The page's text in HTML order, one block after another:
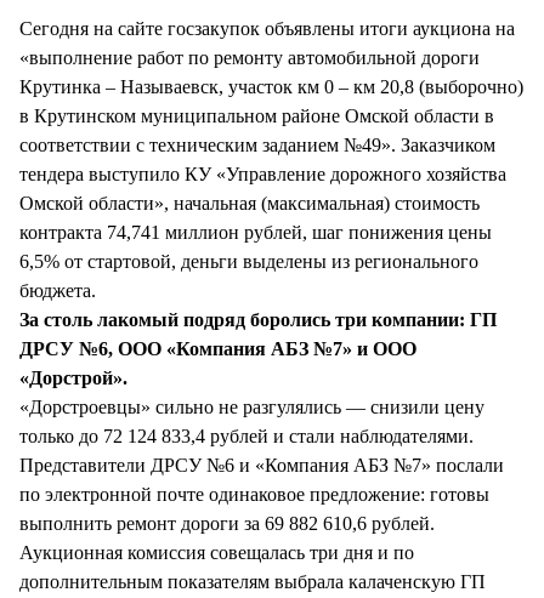
Сегодня на сайте госзакупок объявлены итоги аукциона на
«выполнение работ по ремонту автомобильной дороги
Крутинка – Называевск, участок км 0 – км 20,8 (выборочно)
в Крутинском муниципальном районе Омской области в
соответствии с техническим заданием №49». Заказчиком
тендера выступило КУ «Управление дорожного хозяйства
Омской области», начальная (максимальная) стоимость
контракта 74,741 миллион рублей, шаг понижения цены
6,5% от стартовой, деньги выделены из регионального
бюджета.
За столь лакомый подряд боролись три компании: ГП
ДРСУ №6, ООО «Компания АБЗ №7» и ООО
«Дорстрой».
«Дорстроевцы» сильно не разгулялись — снизили цену
только до 72 124 833,4 рублей и стали наблюдателями.
Представители ДРСУ №6 и «Компания АБЗ №7» послали
по электронной почте одинаковое предложение: готовы
выполнить ремонт дороги за 69 882 610,6 рублей.
Аукционная комиссия совещалась три дня и по
дополнительным показателям выбрала калаченскую ГП